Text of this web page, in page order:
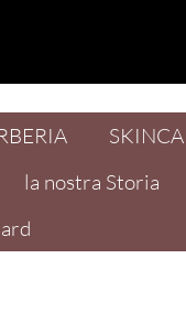
la nostra Storia